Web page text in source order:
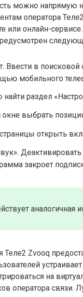
можно напрямую
оператора
или онлайн-
Ввести в поисковой
мобильного
раздел
выбрать
открыть
закроет
аналогичная
Zvooq
на
оператора связи.